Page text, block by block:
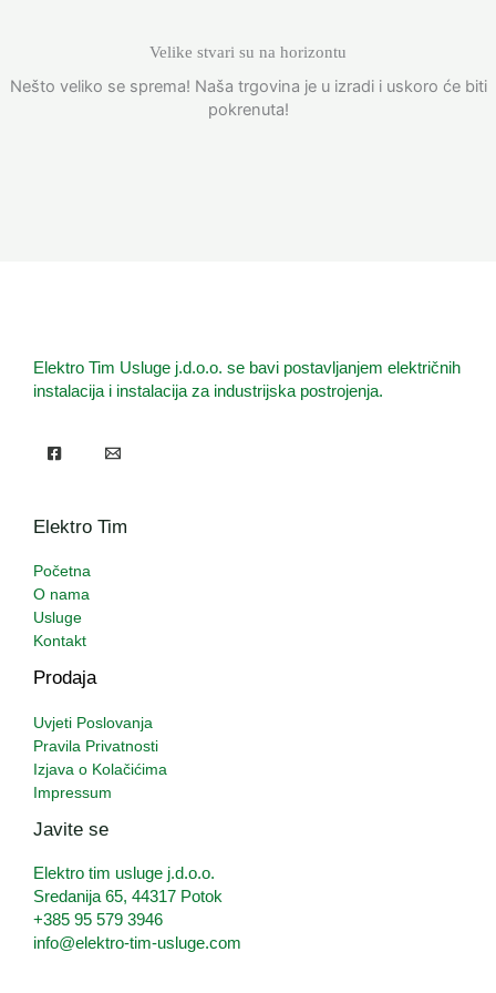
Velike stvari su na horizontu
Nešto veliko se sprema! Naša trgovina je u izradi i uskoro će biti
pokrenuta!
Elektro Tim Usluge j.d.o.o. se bavi postavljanjem električnih
instalacija i instalacija za industrijska postrojenja.
Elektro Tim
Početna
O nama
Usluge
Kontakt
Prodaja
Uvjeti Poslovanja
Pravila Privatnosti
Izjava o Kolačićima
Impressum
Javite se
Elektro tim usluge j.d.o.o.
Sredanija 65, 44317 Potok
+385 95 579 3946
info@elektro-tim-usluge.com